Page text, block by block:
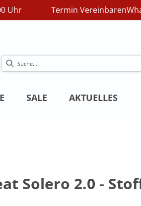
Uhr Termin Vereinbaren
SALE AKTUELLES
Solero 2.0 -